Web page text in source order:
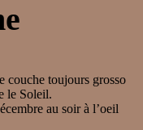
couche toujours grosso
le Soleil.
au soir à l’oeil